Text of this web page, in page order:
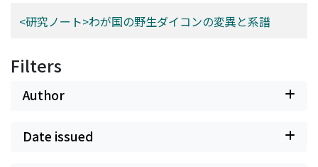
<研究ノート>わが国の野生ダイコンの変異と系譜
Filters
Author
Date issued